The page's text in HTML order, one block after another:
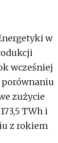
w
wcześniej
porównaniu
zużycie
TWh i
z rokiem